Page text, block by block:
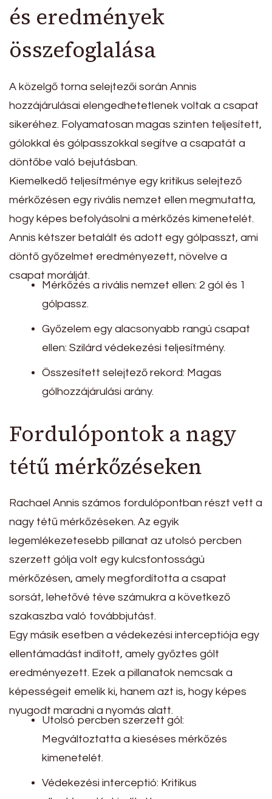
és eredmények
összefoglalása
A közelgő torna selejtezői során Annis
hozzájárulásai elengedhetetlenek voltak a csapat
sikeréhez. Folyamatosan magas szinten teljesített,
gólokkal és gólpasszokkal segítve a csapatát a
döntőbe való bejutásban.
Kiemelkedő teljesítménye egy kritikus selejtező
mérkőzésen egy rivális nemzet ellen megmutatta,
hogy képes befolyásolni a mérkőzés kimenetelét.
Annis kétszer betalált és adott egy gólpasszt, ami
döntő győzelmet eredményezett, növelve a
csapat morálját.
Mérkőzés a rivális nemzet ellen: 2 gól és 1
gólpassz.
Győzelem egy alacsonyabb rangú csapat
ellen: Szilárd védekezési teljesítmény.
Összesített selejtező rekord: Magas
gólhozzájárulási arány.
Fordulópontok a nagy
tétű mérkőzéseken
Rachael Annis számos fordulópontban részt vett a
nagy tétű mérkőzéseken. Az egyik
legemlékezetesebb pillanat az utolsó percben
szerzett gólja volt egy kulcsfontosságú
mérkőzésen, amely megfordította a csapat
sorsát, lehetővé téve számukra a következő
szakaszba való továbbjutást.
Egy másik esetben a védekezési interceptiója egy
ellentámadást indított, amely győztes gólt
eredményezett. Ezek a pillanatok nemcsak a
képességeit emelik ki, hanem azt is, hogy képes
nyugodt maradni a nyomás alatt.
Utolsó percben szerzett gól:
Megváltoztatta a kieséses mérkőzés
kimenetelét.
Védekezési interceptió: Kritikus